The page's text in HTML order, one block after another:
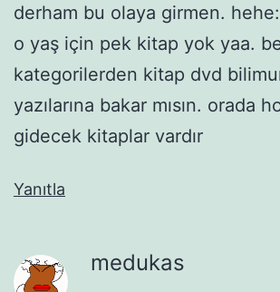
derham bu olaya girmen.
o yaş için pek kitap yok yaa.
kategorilerden kitap dvd
yazılarına bakar mısın. orada
gidecek kitaplar vardır
Yanıtla
medukas